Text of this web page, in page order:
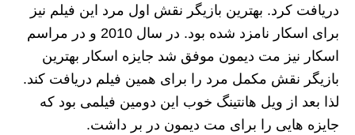
دریافت کرد. بهترین بازیگر نقش اول مرد این فیلم نیز
برای اسکار نامزد شده بود. در سال 2010 و در مراسم
اسکار نیز مت دیمون موفق شد جایزه اسکار بهترین
بازیگر نقش مکمل مرد را برای همین فیلم دریافت کند.
لذا بعد از ویل هانتینگ خوب این دومین فیلمی بود که
جایزه هایی را برای مت دیمون در بر داشت.